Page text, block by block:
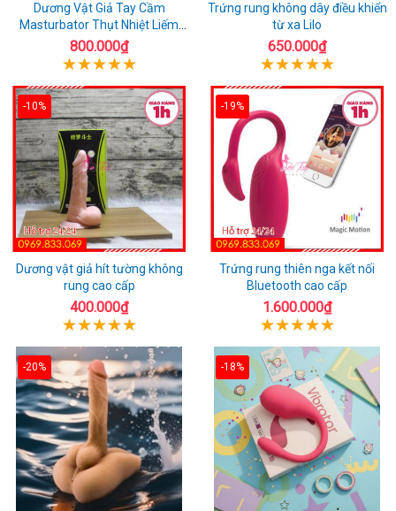
Dương Vật Giả Tay Cầm
Masturbator Thụt Nhiệt Liếm
Rung
800.000₫
Trứng rung không dây điều khiển
từ xa Lilo
650.000₫
-10%
Dương vật giả hít tường không
rung cao cấp
400.000₫
-19%
Trứng rung thiên nga kết nối
Bluetooth cao cấp
1.600.000₫
-20% -18%